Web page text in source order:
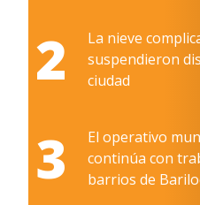
2
La nieve
suspendieron
ciudad
3
El operativo
continúa con
barrios de